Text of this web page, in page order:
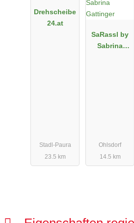
Drehscheibe
24.at
Stadl-Paura
23.5 km
SaRassl by
Sabrina
Ohlsdorf
14.5 km